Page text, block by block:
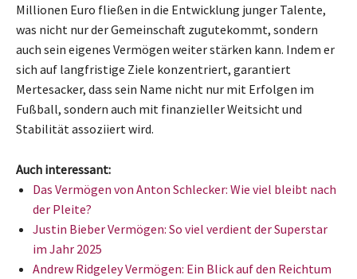
Millionen Euro fließen in die Entwicklung junger Talente,
was nicht nur der Gemeinschaft zugutekommt, sondern
auch sein eigenes Vermögen weiter stärken kann. Indem er
sich auf langfristige Ziele konzentriert, garantiert
Mertesacker, dass sein Name nicht nur mit Erfolgen im
Fußball, sondern auch mit finanzieller Weitsicht und
Stabilität assoziiert wird.
Auch interessant:
Das Vermögen von Anton Schlecker: Wie viel bleibt nach
der Pleite?
Justin Bieber Vermögen: So viel verdient der Superstar
im Jahr 2025
Andrew Ridgeley Vermögen: Ein Blick auf den Reichtum